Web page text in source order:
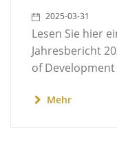
2025-03-31
Lesen Sie hier
Jahresbericht
of
Mehr